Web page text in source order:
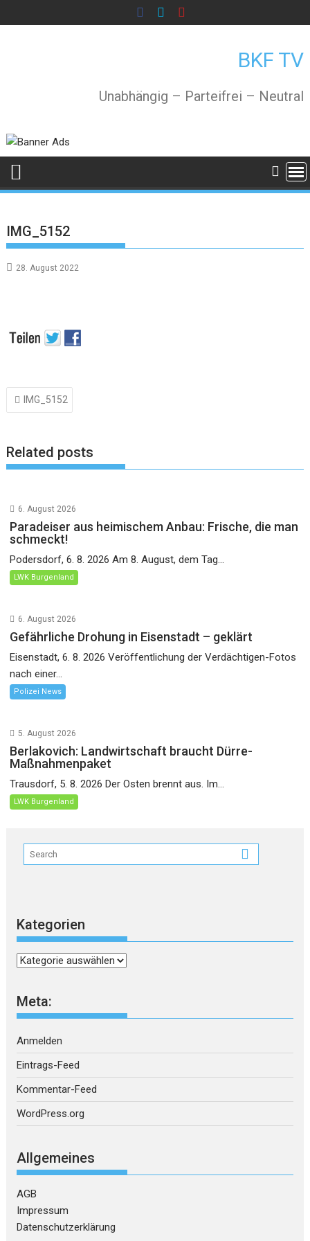
to
BKF TV
Unabhängig – Parteifrei – Neutral
IMG_5152
28. August 2022
Beitragsnavigation
IMG_5152
Related posts
6. August 2026
Paradeiser aus heimischem Anbau: Frische, die man
schmeckt!
Podersdorf, 6. 8. 2026 Am 8. August, dem Tag...
LWK Burgenland
6. August 2026
Gefährliche Drohung in Eisenstadt – geklärt
Eisenstadt, 6. 8. 2026 Veröffentlichung der Verdächtigen-Fotos
nach einer...
Polizei News
5. August 2026
Berlakovich: Landwirtschaft braucht Dürre-
Maßnahmenpaket
Trausdorf, 5. 8. 2026 Der Osten brennt aus. Im...
LWK Burgenland
Kategorien
Kategorien
Meta:
Anmelden
Eintrags-Feed
Kommentar-Feed
WordPress.org
Allgemeines
AGB
Impressum
Datenschutzerklärung